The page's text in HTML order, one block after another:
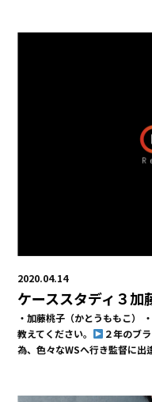
2020.04.14
ケーススタディ３加
・加藤桃子（かとうももこ）
教えてください。
２年のブ
為、色々なWSへ行き監督に